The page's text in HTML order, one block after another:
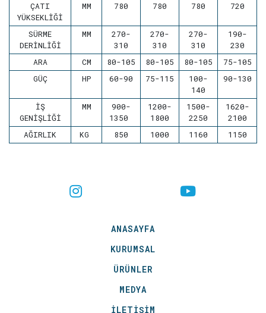
ÇATI
YÜKSEKLİĞİ
MM 780 780 780 720
SÜRME
DERİNLİĞİ
MM
270-
310
270-
310
270-
310
190-
230
ARA
CM 80-105 80-105 80-105
75-105
GÜÇ
HP 60-90 75-115
100-
140
90-130
İŞ
GENİŞLİĞİ
MM
900-
1350
1200-
1800
1500-
2250
1620-
2100
AĞIRLIK
KG 850 1000 1160 1150
ANASAYFA
KURUMSAL
ÜRÜNLER
MEDYA
İLETİŞİM